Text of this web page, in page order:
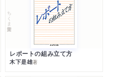
ちくま学芸文庫
レポートの組み立て方
木下是雄著